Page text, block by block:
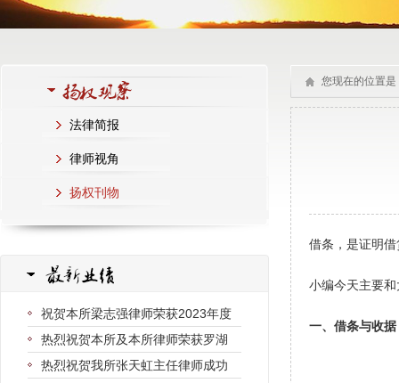
法律简报
律师视角
扬权刊物
祝贺本所梁志强律师荣获2023年度
热烈祝贺本所及本所律师荣获罗湖
热烈祝贺我所张天虹主任律师成功
您现在的位置是
借条，是证明
小编今天主要
一、借条与收据